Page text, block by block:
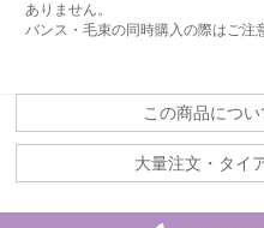
ありません。
バンス・毛束の同時購入の際はご注
この商品につ
大量注文・タイ